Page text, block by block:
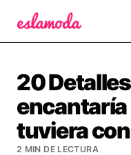
20
encantaría
tuviera
2 MIN DE LECTURA